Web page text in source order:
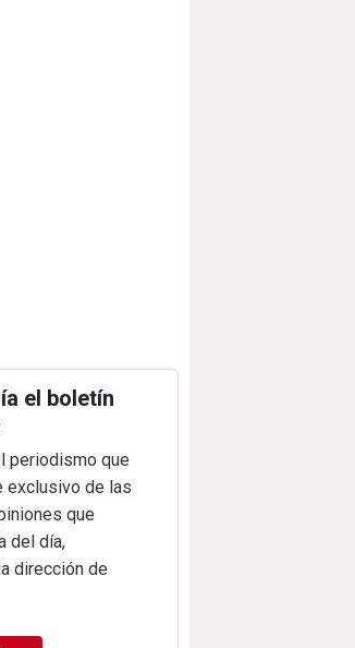
el boletín
periodismo que
exclusivo de las
que
del día,
dirección de